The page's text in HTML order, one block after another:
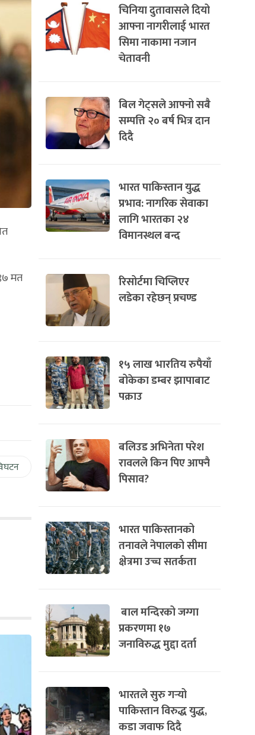
मत
चिनिया दुतावासले दियो
आफ्ना नागरीलाई भारत
सिमा नाकामा नजान
चेतावनी
बिल गेट्सले आफ्नो सबै
सम्पत्ति २० बर्ष भित्र दान
दिदै
भारत पाकिस्तान युद्ध
प्रभाव: नागरिक सेवाका
लागि भारतका २४
विमानस्थल बन्द
रिसोर्टमा चिप्लिएर
लडेका रहेछन् प्रचण्ड
१५ लाख भारतिय रुपैयाँ
बोकेका डम्बर झापाबाट
पक्राउ
बलिउड अभिनेता परेश
रावलले किन पिए आफ्नै
पिसाव?
भारत पाकिस्तानको
तनावले नेपालको सीमा
क्षेत्रमा उच्च सतर्कता
बाल मन्दिरको जग्गा
प्रकरणमा १७
जनाविरुद्ध मुद्दा दर्ता
भारतले सुरु गर्‍यो
पाकिस्तान विरुद्ध युद्ध,
कडा जवाफ दिदै